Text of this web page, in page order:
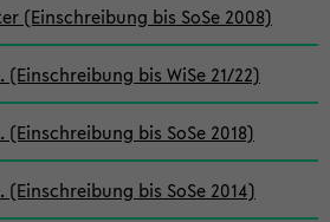
(Einschreibung bis SoSe 2008)
bis WiSe 21/22)
bis SoSe 2018)
bis SoSe 2014)